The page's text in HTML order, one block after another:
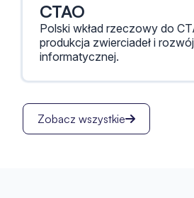
CTAO
Polski wkład rzeczowy do
produkcja zwierciadeł i
informatycznej.
Zobacz wszystkie